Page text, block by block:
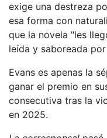
exige una destreza
esa forma con
que la novela "les
leída y saboreada
Evans es apenas la
ganar el premio en
consecutiva tras la
en 2025.